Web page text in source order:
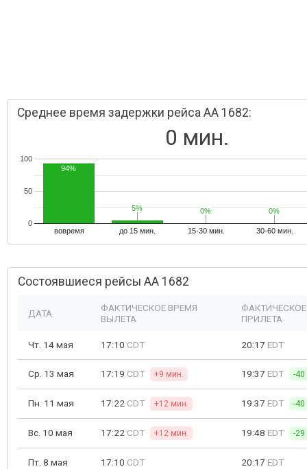
Среднее время задержки рейса AA 1682:
0 мин.
вовремя до 15 мин. 15-30 мин. 30-60 мин.
0
50
100
94%
5%
5% 0%
0% 0%
0%
Состоявшиеся рейсы AA 1682
ДАТА
ФАКТИЧЕСКОЕ ВРЕМЯ
ВЫЛЕТА
ПРИЛЕТА
Чт. 14 мая 17:10 CDT 20:17 EDT
Ср. 13 мая 17:19 CDT +9 мин. 19:37 EDT -
Пн. 11 мая 17:22 CDT +12 мин. 19:37 EDT -
Вс. 10 мая 17:22 CDT +12 мин. 19:48 EDT -
Пт. 8 мая 17:10 CDT 20:17 EDT